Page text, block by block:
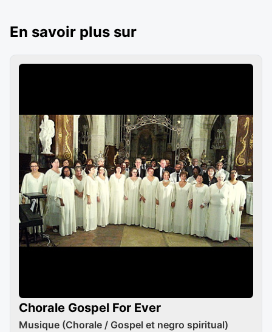
En savoir plus sur
Chorale Gospel For Ever
Musique (Chorale / Gospel et negro spiritual)